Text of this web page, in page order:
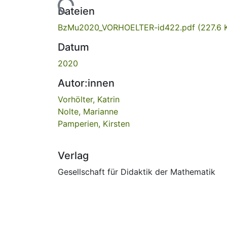
Lade...
Dateien
BzMu2020_VORHOELTER-id422.pdf (227.6
Datum
2020
Autor:innen
Vorhölter, Katrin
Nolte, Marianne
Pamperien, Kirsten
Verlag
Gesellschaft für Didaktik der Mathematik